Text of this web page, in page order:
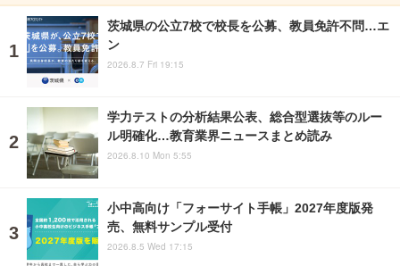
茨城県の公立7校で校長を公募、教員免許不問…エ
ン
2026.8.7 Fri 19:15
学力テストの分析結果公表、総合型選抜等のルー
ル明確化…教育業界ニュースまとめ読み
2026.8.10 Mon 5:55
小中高向け「フォーサイト手帳」2027年度版発
売、無料サンプル受付
2026.8.5 Wed 17:15